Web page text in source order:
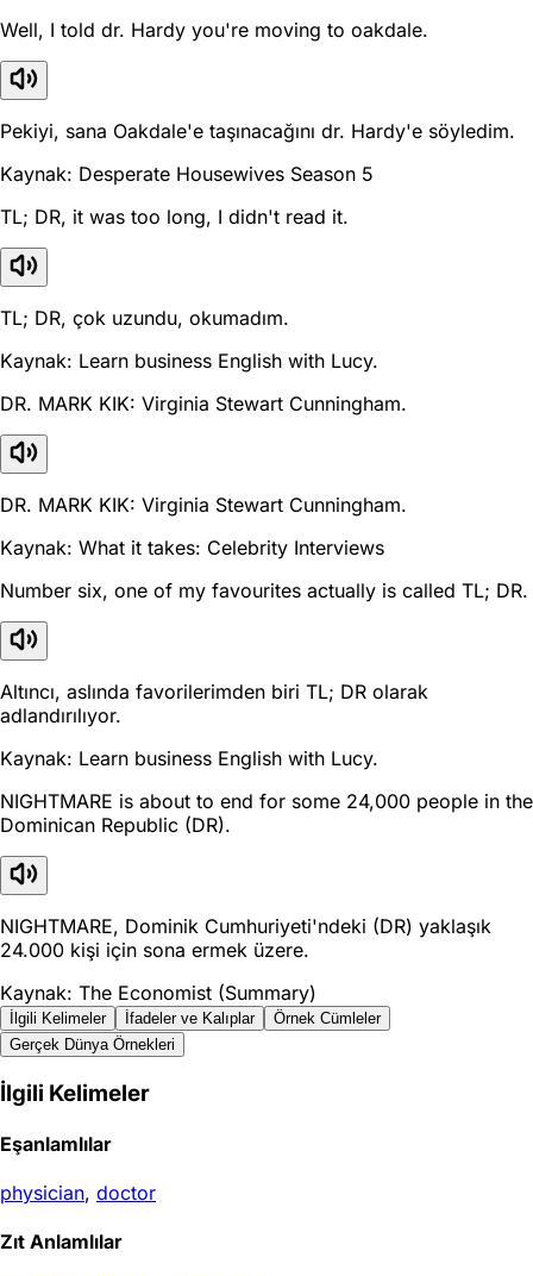
Well, I told dr. Hardy you're moving to oakdale.
Pekiyi, sana Oakdale'e taşınacağını dr. Hardy'e söyledim.
Kaynak: Desperate Housewives Season 5
TL; DR, it was too long, I didn't read it.
TL; DR, çok uzundu, okumadım.
Kaynak: Learn business English with Lucy.
DR. MARK KIK: Virginia Stewart Cunningham.
DR. MARK KIK: Virginia Stewart Cunningham.
Kaynak: What it takes: Celebrity Interviews
Number six, one of my favourites actually is called TL; DR.
Altıncı, aslında favorilerimden biri TL; DR olarak
adlandırılıyor.
Kaynak: Learn business English with Lucy.
NIGHTMARE is about to end for some 24,000 people in the
Dominican Republic (DR).
NIGHTMARE, Dominik Cumhuriyeti'ndeki (DR) yaklaşık
24.000 kişi için sona ermek üzere.
Kaynak: The Economist (Summary)
İlgili Kelimeler İfadeler ve Kalıplar
Örnek Cümleler
Gerçek Dünya Örnekleri
İlgili Kelimeler
Eşanlamlılar
physician, doctor
Zıt Anlamlılar